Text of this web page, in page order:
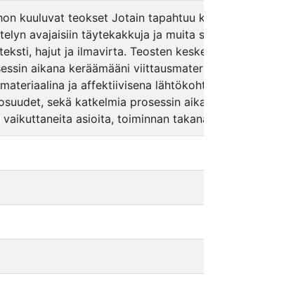
kuuluvat teokset Jotain tapahtuu koko ajan, ja
avajaisiin täytekakkuja ja muita syötäviä
hajut ja ilmavirta. Teosten keskeisten
aikana keräämääni viittausmateriaaliin, joka
ja affektiivisena lähtökohtana, arkisten
sekä katkelmia prosessin aikana
asioita, toiminnan takana olleita